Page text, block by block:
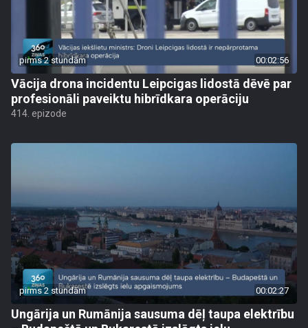
pirms 2 stundām 00:02:56
Vācija drona incidentu Leipcigas lidostā dēvē par
profesionāli paveiktu hibrīdkara operāciju
414. epizode
pirms 2 stundām 00:02:27
Ungārija un Rumānija sausuma dēļ taupa elektrību